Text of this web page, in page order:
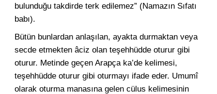
bulunduğu takdirde terk edilemez” (Namazın Sıfatı
babı).
Bütün bunlardan anlaşılan, ayakta durmaktan veya
secde etmekten âciz olan teşehhüdde oturur gibi
oturur. Metinde geçen Arapça ka’de kelimesi,
teşehhüdde oturur gibi oturmayı ifade eder. Umumî
olarak oturma manasına gelen cülus kelimesinin